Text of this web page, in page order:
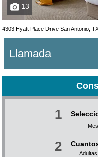
13
4303 Hyatt Place Drive San Antonio,
Llamada
1
2 Adultas: